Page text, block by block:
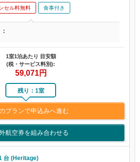
セル料無料 食事付き
1室1泊あたり 目安額
(税・サービス料別):
59,071円
残り：1室
プランで申込みへ進む
航空券を組み合わせる
台 (Heritage)